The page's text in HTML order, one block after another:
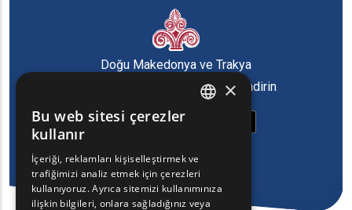
Doğu Makedonya ve Trakya
Bölgesi'nin oyun uygulamasını indirin
FRENCH
BULGARIAN
×
Bu web sitesi çerezler
kullanır
İçeriği, reklamları kişiselleştirmek ve
trafiğimizi analiz etmek için çerezleri
kullanıyoruz. Ayrıca sitemizi kullanımınıza
ilişkin bilgileri, onlara sağladığınız veya